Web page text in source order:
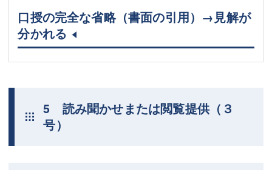
口授の完全な省略（書面の引用）→見解が
分かれる
5 読み聞かせまたは閲覧提供（３
号）